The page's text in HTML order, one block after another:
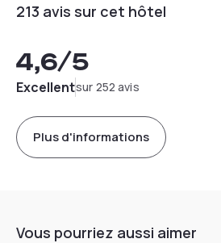
213 avis sur cet hôtel
4,6/5
Excellentsur 252 avis
Plus d'informations
Vous pourriez aussi aimer